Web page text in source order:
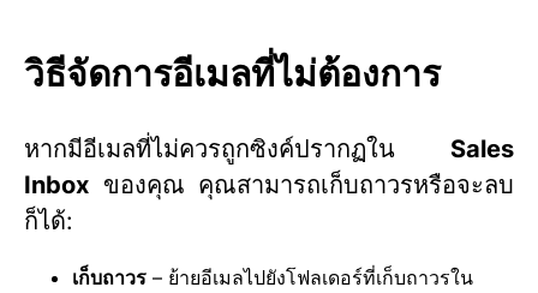
วิธีจัดการอีเมลที่ไม่ต้องการ
หากมีอีเมลที่ไม่ควรถูกซิงค์ปรากฏใน Sales
Inbox ของคุณ คุณสามารถเก็บถาวรหรือจะลบ
ก็ได้:
เก็บถาวร – ย้ายอีเมลไปยังโฟลเดอร์ที่เก็บถาวรใน